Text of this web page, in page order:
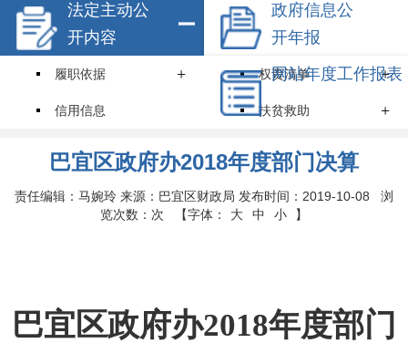
法定主动公
开内容
履职依据 + 权责清单 +
信用信息 扶贫救助 +
就业创业 住房保障
医疗卫生 食品药品安全
统计信息 服务事项
政府信息公
开年报
网站年度工作报表
巴宜区政府办2018年度部门决算
责任编辑：马婉玲 来源：巴宜区财政局 发布时间：2019-10-08 浏
览次数： 次 【字体： 大 中 小 】
巴宜区政府办2018年度部门